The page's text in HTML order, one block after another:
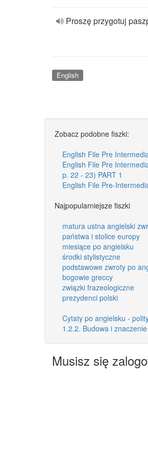
Proszę przygotuj
English
Zobacz podobne fiszki:
English File Pre
English File Pre
p. 22 - 23) PART 1
English File Pre-
Najpopularniejsze fiszki
matura ustna angielski
państwa i stolice europy
miesiące po angielsku
środki stylistyczne
podstawowe zwroty po
bogowie greccy
związki frazeologiczne
prezydenci polski
Cytaty po angielsku -
1.2.2. Budowa i
Musisz się